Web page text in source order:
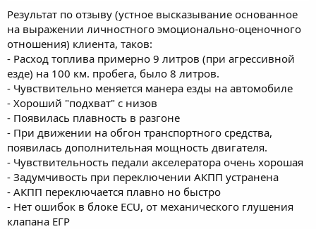
Результат по отзыву (устное высказывание основанное
на выражении личностного эмоционально-оценочного
отношения) клиента, таков:
- Расход топлива примерно 9 литров (при агрессивной
езде) на 100 км. пробега, было 8 литров.
- Чувствительно меняется манера езды на автомобиле
- Хороший "подхват" с низов
- Появилась плавность в разгоне
- При движении на обгон транспортного средства,
появилась дополнительная мощность двигателя.
- Чувствительность педали акселератора очень хорошая
- Задумчивость при переключении АКПП устранена
- АКПП переключается плавно но быстро
- Нет ошибок в блоке ECU, от механического глушения
клапана ЕГР